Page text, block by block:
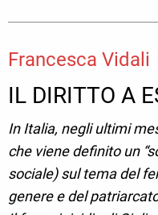
Francesca Vidali
IL DIRITTO A
In Italia, negli ultimi
che viene definito un
sociale) sul tema del
genere e del